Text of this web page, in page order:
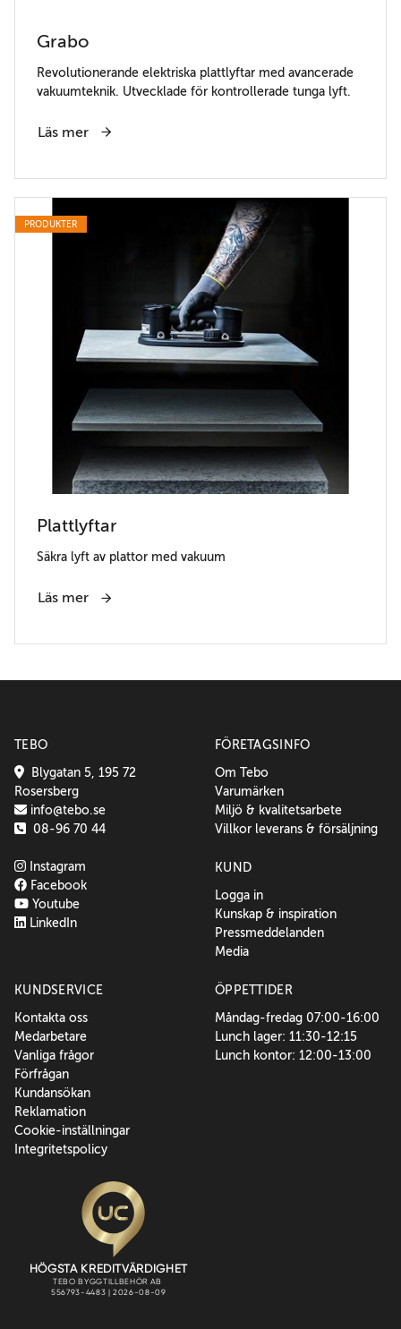
Grabo
Revolutionerande elektriska plattlyftar med avancerade
vakuumteknik. Utvecklade för kontrollerade tunga lyft.
Läs mer
PRODUKTER
Plattlyftar
Säkra lyft av plattor med vakuum
Läs mer
TEBO
Blygatan 5, 195 72
Rosersberg
info@tebo.se
08-96 70 44
Instagram
Facebook
Youtube
LinkedIn
FÖRETAGSINFO
Om Tebo
Varumärken
Miljö & kvalitetsarbete
Villkor leverans & försäljning
KUND
Logga in
Kunskap & inspiration
Pressmeddelanden
Media
KUNDSERVICE
Kontakta oss
Medarbetare
Vanliga frågor
Förfrågan
Kundansökan
Reklamation
Cookie-inställningar
Integritetspolicy
ÖPPETTIDER
Måndag-fredag 07:00-16:00
Lunch lager: 11:30-12:15
Lunch kontor: 12:00-13:00